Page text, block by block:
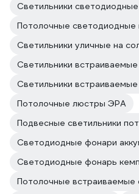
Светильники
Потолочные светодиодные
Светильники уличные на
Светильники
Светильники
Потолочные люстры ЭРА
Подвесные светильники
Светодиодные фонари
Светодиодные фонарь
Потолочные встраиваемые